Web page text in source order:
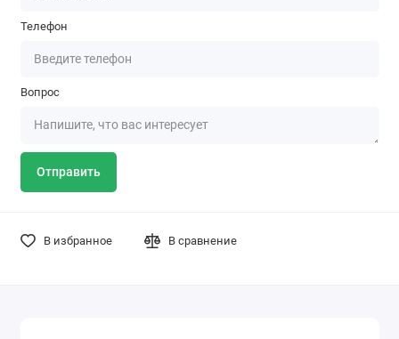
Телефон
Вопрос
Отправить
В избранное В сравнение